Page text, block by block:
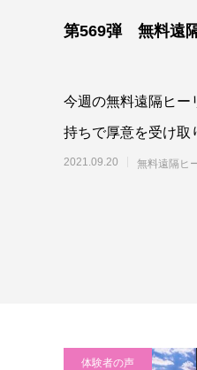
第569弾 無料遠
今週の無料遠隔ヒー
持ちで厚意を受け取
せるよう、最高最善
2021.09.20 無料遠隔ヒ
体験者の声